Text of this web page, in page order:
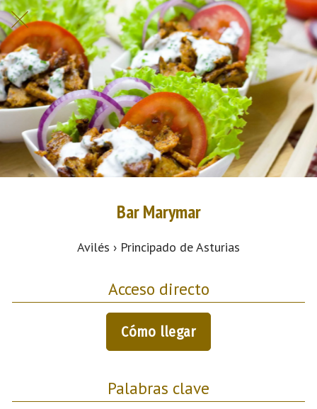
Bar Marymar
Avilés › Principado de Asturias
Acceso directo
Cómo llegar
Palabras clave